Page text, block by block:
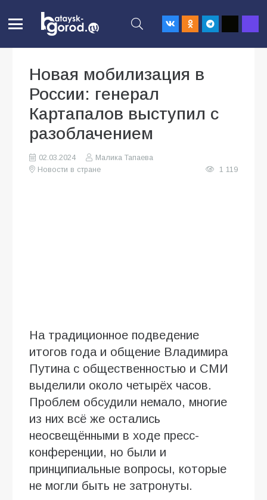
Новая мобилизация в
России: генерал
Картапалов выступил с
разоблачением
02.03.2024
Малика Тапаева
Новости в стране
1 119
На традиционное подведение
итогов года и общение Владимира
Путина с общественностью и СМИ
выделили около четырёх часов.
Проблем обсудили немало, многие
из них всё же остались
неосвещёнными в ходе пресс-
конференции, но были и
принципиальные вопросы, которые
не могли быть не затронуты.